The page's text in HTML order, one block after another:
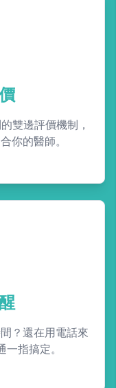
雙邊評價機制，
你的醫師。
？還在用電話來
指搞定。